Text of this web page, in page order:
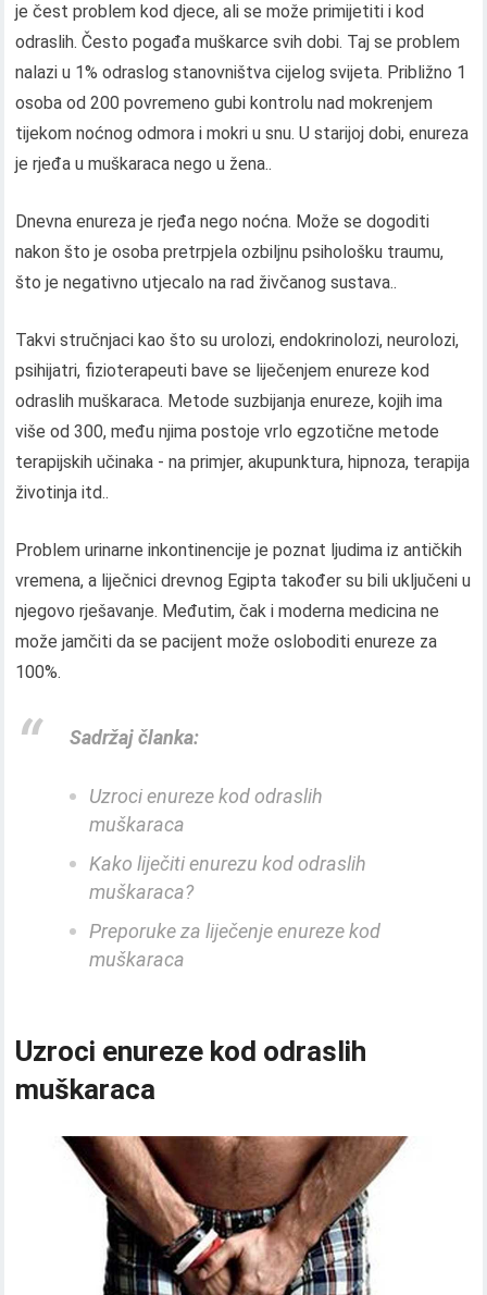
je čest problem kod djece, ali se može primijetiti i kod
odraslih. Često pogađa muškarce svih dobi. Taj se problem
nalazi u 1% odraslog stanovništva cijelog svijeta. Približno 1
osoba od 200 povremeno gubi kontrolu nad mokrenjem
tijekom noćnog odmora i mokri u snu. U starijoj dobi, enureza
je rjeđa u muškaraca nego u žena..
Dnevna enureza je rjeđa nego noćna. Može se dogoditi
nakon što je osoba pretrpjela ozbiljnu psihološku traumu,
što je negativno utjecalo na rad živčanog sustava..
Takvi stručnjaci kao što su urolozi, endokrinolozi, neurolozi,
psihijatri, fizioterapeuti bave se liječenjem enureze kod
odraslih muškaraca. Metode suzbijanja enureze, kojih ima
više od 300, među njima postoje vrlo egzotične metode
terapijskih učinaka - na primjer, akupunktura, hipnoza, terapija
životinja itd..
Problem urinarne inkontinencije je poznat ljudima iz antičkih
vremena, a liječnici drevnog Egipta također su bili uključeni u
njegovo rješavanje. Međutim, čak i moderna medicina ne
može jamčiti da se pacijent može osloboditi enureze za
100%.
Sadržaj članka:
Uzroci enureze kod odraslih
muškaraca
Kako liječiti enurezu kod odraslih
muškaraca?
Preporuke za liječenje enureze kod
muškaraca
Uzroci enureze kod odraslih
muškaraca